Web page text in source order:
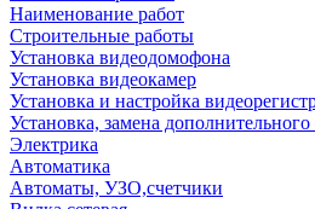
Наименование работ
Строительные работы
Установка видеодомофона
Установка видеокамер
Установка и настройка
Установка, замена
Электрика
Автоматика
Автоматы, УЗО,счетчики